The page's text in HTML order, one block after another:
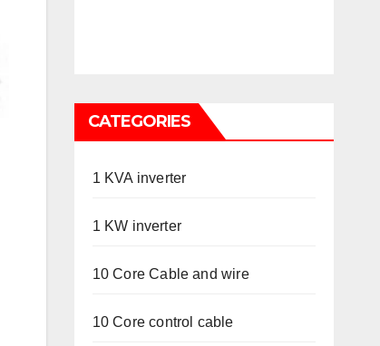
CATEGORIES
1 KVA inverter
1 KW inverter
10 Core Cable and wire
10 Core control cable